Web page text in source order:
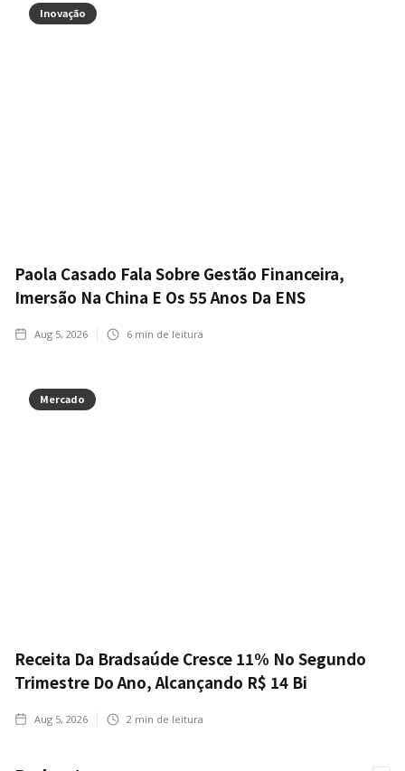
Inovação
Paola Casado Fala Sobre Gestão Financeira,
Imersão Na China E Os 55 Anos Da ENS
Aug 5, 2026 6 min de leitura
Mercado
Receita Da Bradsaúde Cresce 11% No Segundo
Trimestre Do Ano, Alcançando R$ 14 Bi
Aug 5, 2026 2 min de leitura